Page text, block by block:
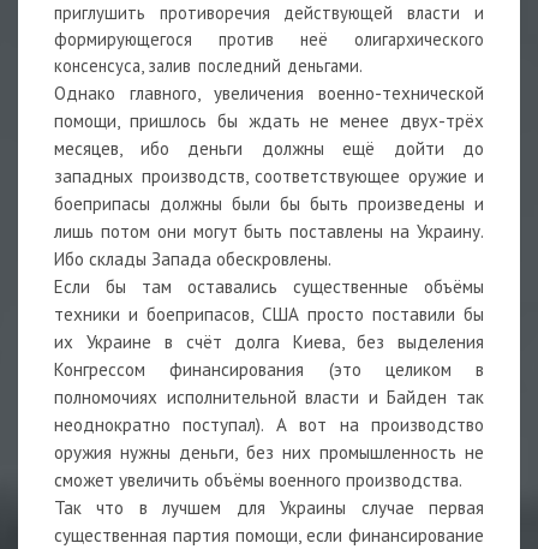
приглушить противоречия действующей власти и
формирующегося против неё олигархического
консенсуса, залив последний деньгами.
Однако главного, увеличения военно-технической
помощи, пришлось бы ждать не менее двух-трёх
месяцев, ибо деньги должны ещё дойти до
западных производств, соответствующее оружие и
боеприпасы должны были бы быть произведены и
лишь потом они могут быть поставлены на Украину.
Ибо склады Запада обескровлены.
Если бы там оставались существенные объёмы
техники и боеприпасов, США просто поставили бы
их Украине в счёт долга Киева, без выделения
Конгрессом финансирования (это целиком в
полномочиях исполнительной власти и Байден так
неоднократно поступал). А вот на производство
оружия нужны деньги, без них промышленность не
сможет увеличить объёмы военного производства.
Так что в лучшем для Украины случае первая
существенная партия помощи, если финансирование